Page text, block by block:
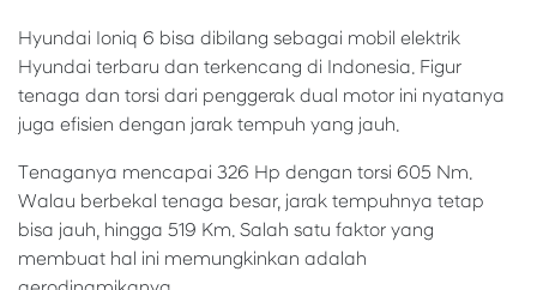
Hyundai Ioniq 6 bisa dibilang sebagai mobil elektrik
Hyundai terbaru dan terkencang di Indonesia. Figur
tenaga dan torsi dari penggerak dual motor ini nyatanya
juga efisien dengan jarak tempuh yang jauh.
Tenaganya mencapai 326 Hp dengan torsi 605 Nm.
Walau berbekal tenaga besar, jarak tempuhnya tetap
bisa jauh, hingga 519 Km. Salah satu faktor yang
membuat hal ini memungkinkan adalah